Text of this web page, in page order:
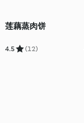
莲藕蒸肉饼
4.5 (12)